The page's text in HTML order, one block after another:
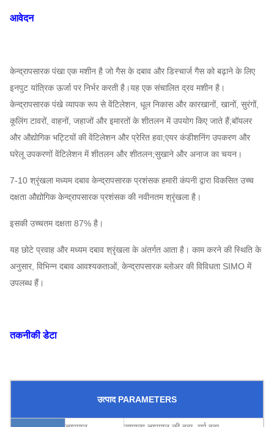
आवेदन
केन्द्रापसारक पंखा एक मशीन है जो गैस के दबाव और डिस्चार्ज गैस को बढ़ाने के लिए
इनपुट यांत्रिक ऊर्जा पर निर्भर करती है।यह एक संचालित द्रव मशीन है।
केन्द्रापसारक पंखे व्यापक रूप से वेंटिलेशन, धूल निकास और कारखानों, खानों, सुरंगों,
कूलिंग टावरों, वाहनों, जहाजों और इमारतों के शीतलन में उपयोग किए जाते हैं;बॉयलर
और औद्योगिक भट्टियों की वेंटिलेशन और प्रेरित हवा;एयर कंडीशनिंग उपकरण और
घरेलू उपकरणों वेंटिलेशन में शीतलन और शीतलन;सुखाने और अनाज का चयन।
7-10 श्रृंखला मध्यम दबाव केन्द्रापसारक प्रशंसक हमारी कंपनी द्वारा विकसित उच्च
दक्षता औद्योगिक केन्द्रापसारक प्रशंसक की नवीनतम श्रृंखला है।
इसकी उच्चतम दक्षता 87% है।
यह छोटे प्रवाह और मध्यम दबाव श्रृंखला के अंतर्गत आता है। काम करने की स्थिति के
अनुसार, विभिन्न दबाव आवश्यकताओं, केन्द्रापसारक ब्लोअर की विविधता SIMO में
उपलब्ध हैं।
तकनीकी डेटा
उत्पाद PARAMETERS